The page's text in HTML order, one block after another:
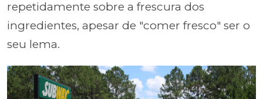
repetidamente sobre a frescura dos
ingredientes, apesar de "comer fresco" ser o
seu lema.